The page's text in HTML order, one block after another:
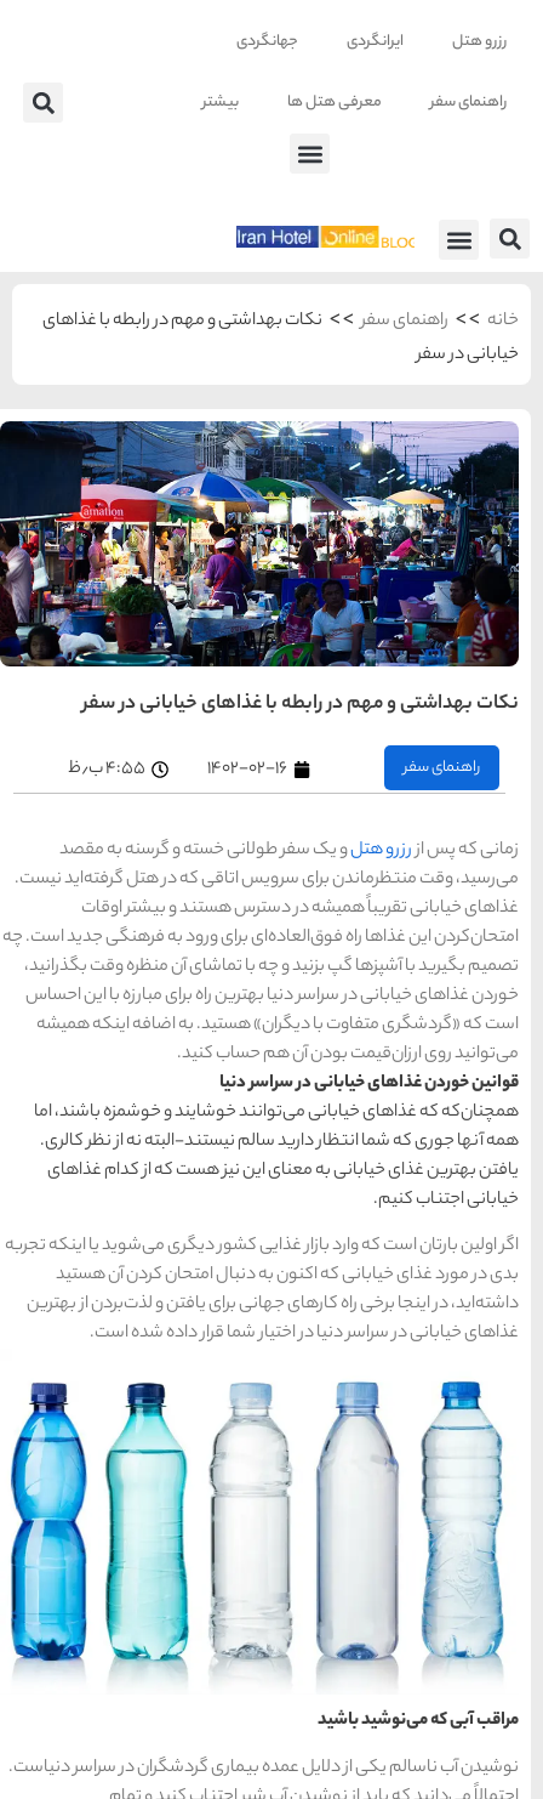
مهم در رابطه با غذاهای
خیابانی در سفر
۴:۵۵ ب٫ظ
و گرسنه به مقصد
که در هتل گرفته‌اید نیست.
و بیشتر اوقات
ورود به فرهنگی جدید است. چه
آن منظره وقت بگذرانید،
برای مبارزه با این احساس
به اضافه اینکه همیشه
و خوشمزه باشند، اما
البته نه از نظر کالری.
هست که از کدام غذاهای
دیگری می‌شوید یا اینکه تجربه
امتحان‌ کردن آن هستید
یافتن و لذت‌بردن از بهترین
داده شده است.
گردشگران در سراسر دنیاست.
شهرهای منتخب ایران
تهران
راهنمای
سفر به
تهران
رزرو
هتل
های
تهران
راهنمای
سفر به
کیش
هتل
های
کیش
شیراز
راهنمای
شیراز
رزرو
هتل
های
شیراز
قشم
رزرو
هتل
قشم
مشهد
رزرو
هتل
مشهد
اصفهانرزرو هتل
اصفهان
تبریز
رزرو
هتل
تبریز
یزد
هتل
های
یزد
دسته بندی ها
آداب و رسوم(184)
انواع سفر(73)
ایرانگردی
جهانگردی
حمل و نقل (125)
سفرهای پیشنهادی